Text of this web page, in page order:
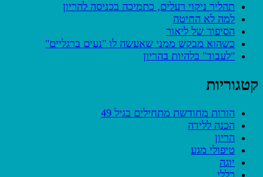
תהליך ניקוי רעלים, כתמיכה בכניסה להריון
למה לא החיטה
הסיפור של ליאור
כשהוא מבקש ממני שאעשה לו "נעים ברגליים"
"לעבוד" בלהיות בהריון
קטגוריות
הורות מחודשת מתחילים בגיל 49
הכנה ללידה
הריון
טיפולי מגע
יוגה